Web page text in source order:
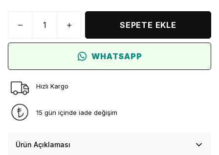
SEPETE EKLE
WHATSAPP
Hızlı Kargo
15 gün içinde iade değişim
Ürün Açıklaması